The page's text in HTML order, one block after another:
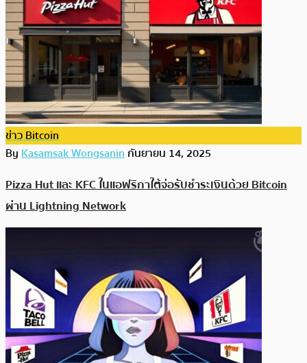
ข่าว Bitcoin
ByKasamsak Wongsaninกันยายน 14, 2025
Pizza Hut และ KFC ในแอฟริกาใต้จ่อรับชำระเงินด้วย Bitcoin
ผ่าน Lightning Network